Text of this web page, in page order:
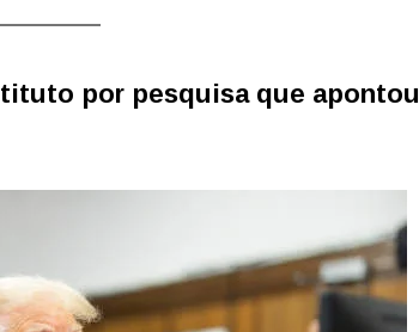
por pesquisa que apontou